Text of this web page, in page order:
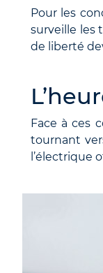
Pour les
surveille les
de liberté
Face à ces
tournant
l’électrique